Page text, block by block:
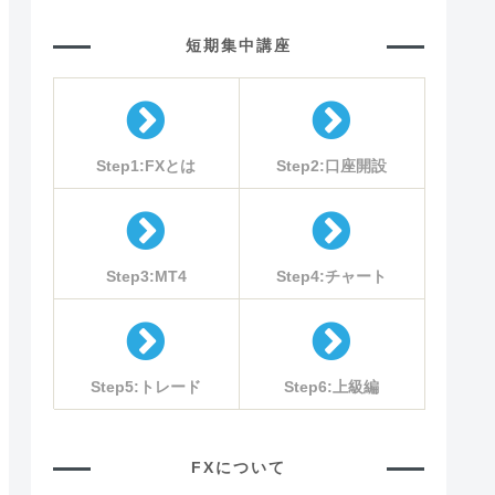
短期集中講座
Step1:FXとは Step2:口座開設
Step3:MT4 Step4:チャート
Step5:トレード Step6:上級編
FXについて